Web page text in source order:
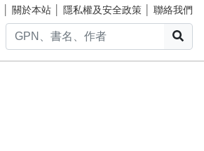
關於本站 隱私權及安全政策 聯絡我們